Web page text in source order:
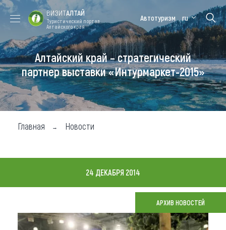
Форум VISIT
ALTAI
Цветение
маральника
Медицинский
форум
Алтайская
зимовка
Туры
Где побывать
Чем заняться
Где остановиться
Новости
ВИЗИТАЛТАЙ
Туристический портал
Алтайского края
Автотуризм ru
Алтайский край – стратегический
партнер выставки «Интурмаркет-2015»
Главная Новости
24 ДЕКАБРЯ 2014
АРХИВ НОВОСТЕЙ